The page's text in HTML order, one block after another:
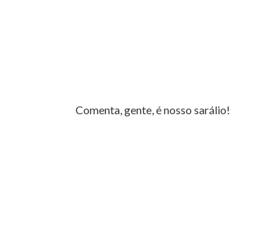
Comenta, gente, é nosso sarálio!